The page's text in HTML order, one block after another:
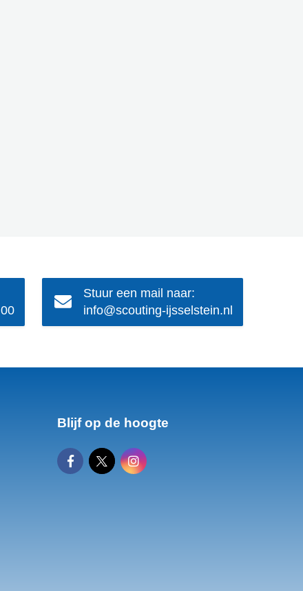
Stuur een mail naar:
info@scouting-ijsselstein.nl
Blijf op de hoogte